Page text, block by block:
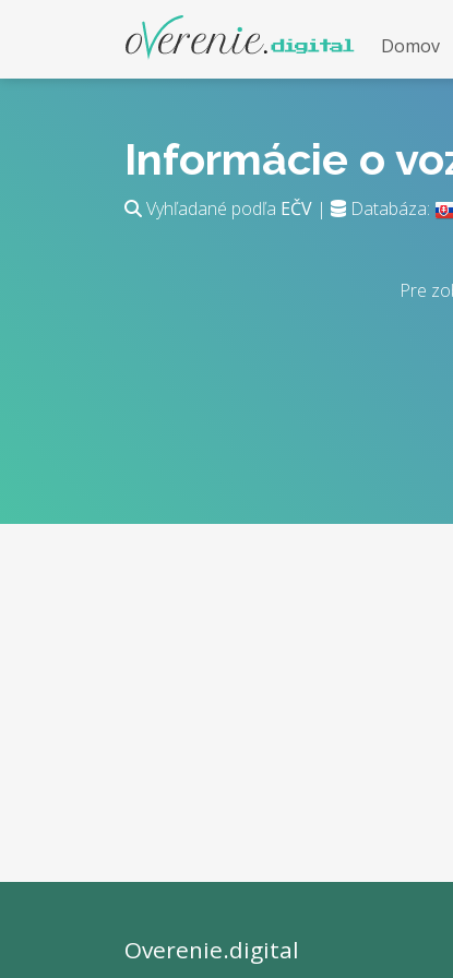
Domov
Informácie o
Vyhľadané podľa EČV | Databáza:
Pre
Overenie.digital